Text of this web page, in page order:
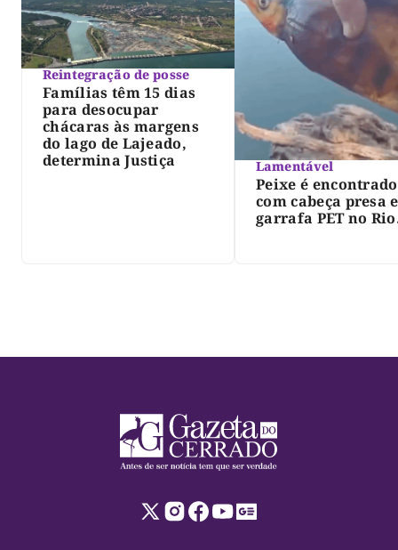
Reintegração de posse
Famílias têm 15 dias
para desocupar
chácaras às margens
do lago de Lajeado,
determina Justiça
Lamentável
Peixe é encontrado
com cabeça presa
garrafa PET no Rio